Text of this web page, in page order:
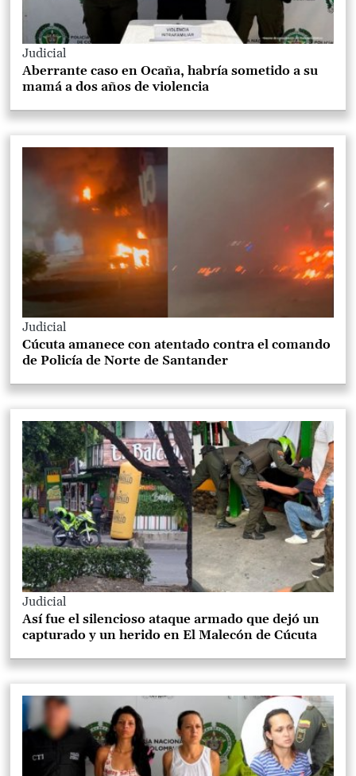
Judicial
Aberrante caso en Ocaña, habría sometido a su
mamá a dos años de violencia
Judicial
Cúcuta amanece con atentado contra el comando
de Policía de Norte de Santander
Judicial
Así fue el silencioso ataque armado que dejó un
capturado y un herido en El Malecón de Cúcuta